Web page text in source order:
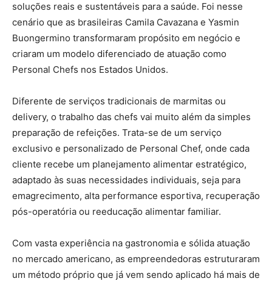
soluções reais e sustentáveis para a saúde. Foi nesse
cenário que as brasileiras Camila Cavazana e Yasmin
Buongermino transformaram propósito em negócio e
criaram um modelo diferenciado de atuação como
Personal Chefs nos Estados Unidos.
Diferente de serviços tradicionais de marmitas ou
delivery, o trabalho das chefs vai muito além da simples
preparação de refeições. Trata-se de um serviço
exclusivo e personalizado de Personal Chef, onde cada
cliente recebe um planejamento alimentar estratégico,
adaptado às suas necessidades individuais, seja para
emagrecimento, alta performance esportiva, recuperação
pós-operatória ou reeducação alimentar familiar.
Com vasta experiência na gastronomia e sólida atuação
no mercado americano, as empreendedoras estruturaram
um método próprio que já vem sendo aplicado há mais de